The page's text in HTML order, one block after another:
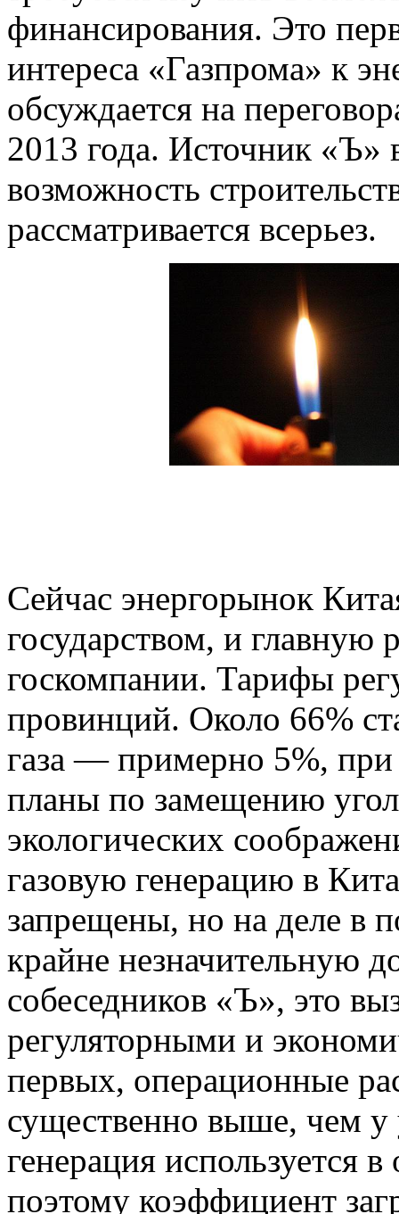
финансирования. Это
интереса «Газпрома» к
обсуждается на
2013 года. Источник «Ъ»
возможность
рассматривается всерьез.
Сейчас энергорынок
государством, и главную
госкомпании. Тарифы
провинций. Около 66%
газа — примерно 5%, при
планы по замещению
экологических
газовую генерацию в
запрещены, но на деле в
крайне незначительную
собеседников «Ъ», это
регуляторными и
первых, операционные
существенно выше, чем у
генерация используется
поэтому коэффициент